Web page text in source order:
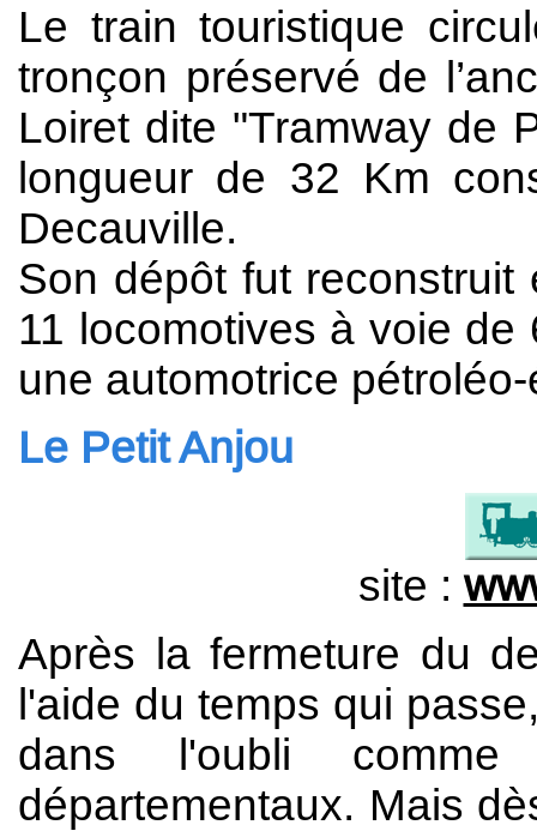
Le train touristique
tronçon préservé de
Loiret dite "Tramway de
longueur de 32 Km
Decauville.
Son dépôt fut reconstruit
11 locomotives à voie
une automotrice
Le Petit Anjou
site :
Après la fermeture du
l'aide du temps qui
dans l'oubli comme
départementaux. Mais